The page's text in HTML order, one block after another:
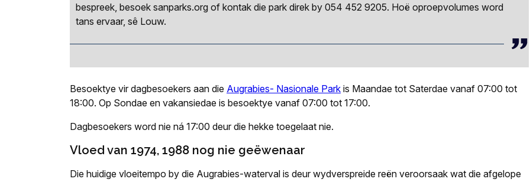
bespreek, besoek sanparks.org of kontak die park direk by 054 452 9205. Hoë oproepvolumes word
tans ervaar, sê Louw.
Besoektye vir dagbesoekers aan die Augrabies- Nasionale Park is Maandae tot Saterdae vanaf 07:00 tot
18:00. Op Sondae en vakansiedae is besoektye vanaf 07:00 tot 17:00.
Dagbesoekers word nie ná 17:00 deur die hekke toegelaat nie.
Vloed van 1974, 1988 nog nie geëwenaar
Die huidige vloeitempo by die Augrabies-waterval is deur wydverspreide reën veroorsaak wat die afgelope